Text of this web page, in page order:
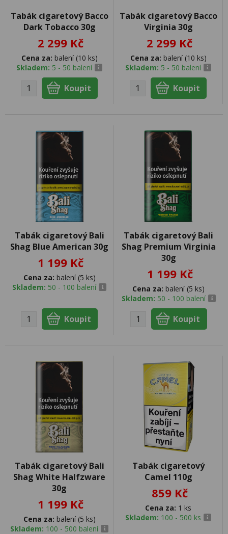
Tabák cigaretový Bacco
Dark Tobacco 30g
2 299 Kč
Cena za: balení (10 ks)
Skladem: 5 - 50 balení
Tabák cigaretový Bacco
Virginia 30g
2 299 Kč
Cena za: balení (10 ks)
Skladem: 5 - 50 balení
Tabák cigaretový Bali
Shag Blue American 30g
1 199 Kč
Cena za: balení (5 ks)
Skladem: 50 - 100 balení
Tabák cigaretový Bali
Shag Premium Virginia
30g
1 199 Kč
Cena za: balení (5 ks)
Skladem: 50 - 100 balení
Tabák cigaretový Bali
Shag White Halfzware
30g
1 199 Kč
Cena za: balení (5 ks)
Skladem: 100 - 500 balení
Tabák cigaretový
Camel 110g
859 Kč
Cena za: 1 ks
Skladem: 100 - 500 ks